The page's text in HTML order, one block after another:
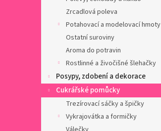
Zrcadlová poleva
Potahovací a modelovací hmoty
Ostatní suroviny
Aroma do potravin
Rostlinné a živočišné šlehačky
Posypy, zdobení a dekorace
Cukrářské pomůcky
Trezírovací sáčky a špičky
Vykrajovátka a formičky